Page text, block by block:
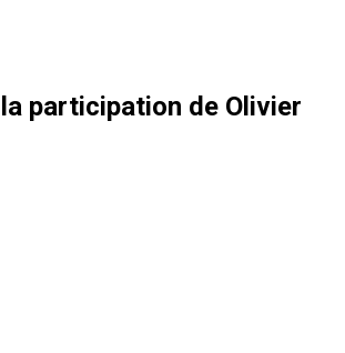
participation de Olivier